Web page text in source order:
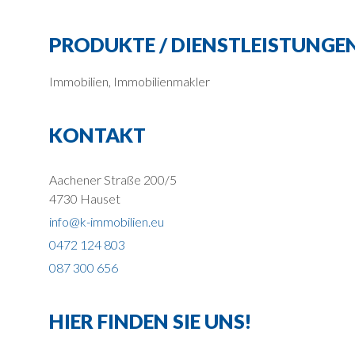
PRODUKTE /
Immobilien, Immobilienmakler
KONTAKT
Aachener Straße 200/5
4730 Hauset
info@k-immobilien.eu
0472 124 803
087 300 656
HIER FINDEN SIE UNS!